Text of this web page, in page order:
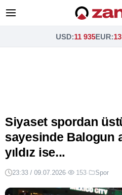
USD:11 935EUR:
Siyaset spordan
sayesinde Balogun
yıldız ise...
23:33 / 09.07.2026· 153· Spor